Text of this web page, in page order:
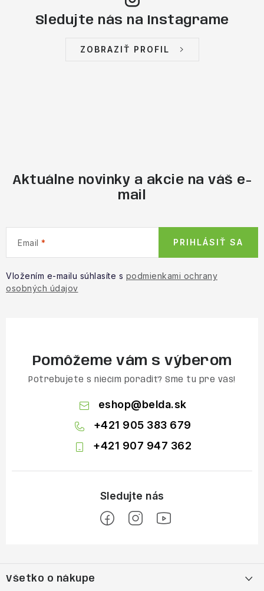
Sledujte nás na Instagrame
ZOBRAZIŤ PROFIL
Aktuálne novinky a akcie na váš e-
mail
Email
Vložením e-mailu súhlasíte s podmienkami ochrany
osobných údajov
PRIHLÁSIŤ SA
Pomôžeme vám s výberom
Potrebujete s niečím poradiť? Sme tu pre vás!
eshop@belda.sk
+421 905 383 679
+421 907 947 362
pVšetko o nákupe